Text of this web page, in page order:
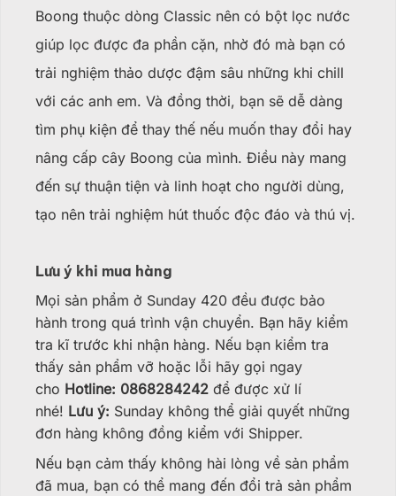
Boong thuộc dòng Classic nên có bột lọc nước
giúp lọc được đa phần cặn, nhờ đó mà bạn có
trải nghiệm thảo dược đậm sâu những khi chill
với các anh em. Và đồng thời, bạn sẽ dễ dàng
tìm phụ kiện để thay thế nếu muốn thay đổi hay
nâng cấp cây Boong của mình. Điều này mang
đến sự thuận tiện và linh hoạt cho người dùng,
tạo nên trải nghiệm hút thuốc độc đáo và thú vị.
Lưu ý khi mua hàng
Mọi sản phẩm ở Sunday 420 đều được bảo
hành trong quá trình vận chuyển. Bạn hãy kiểm
tra kĩ trước khi nhận hàng. Nếu bạn kiểm tra
thấy sản phẩm vỡ hoặc lỗi hãy gọi ngay
cho Hotline: 0868284242 để được xử lí
nhé! Lưu ý: Sunday không thể giải quyết những
đơn hàng không đồng kiểm với Shipper.
Nếu bạn cảm thấy không hài lòng về sản phẩm
đã mua, bạn có thể mang đến đổi trả sản phẩm